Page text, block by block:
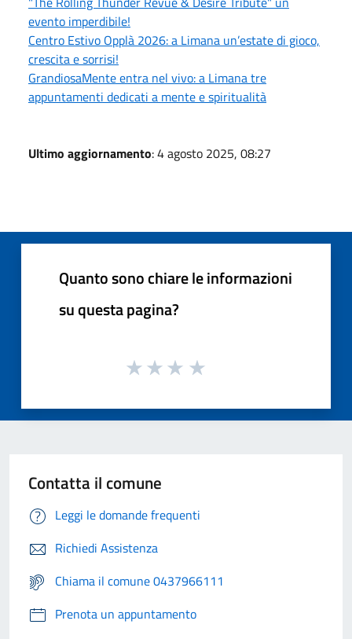
evento imperdibile!
Centro Estivo Opplà 2026: a Limana un’estate di gioco,
crescita e sorrisi!
GrandiosaMente entra nel vivo: a Limana tre
appuntamenti dedicati a mente e spiritualità
Ultimo aggiornamento: 4 agosto 2025, 08:27
Quanto sono chiare le informazioni
su questa pagina?
Contatta il comune
Leggi le domande frequenti
Richiedi Assistenza
Chiama il comune 0437966111
Prenota un appuntamento